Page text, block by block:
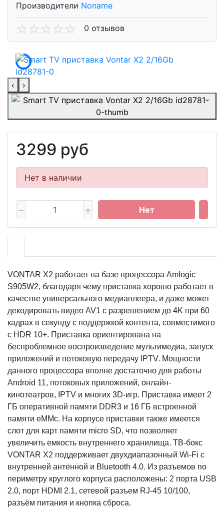
Производители Noname
0 отзывов
‹ ›
3299 руб
Нет в наличии
Нет
VONTAR X2 работает на базе процессора Amlogic
S905W2, благодаря чему приставка хорошо работает в
качестве универсального медиаплеера, и даже может
декодировать видео AV1 с разрешением до 4K при 60
кадрах в секунду с поддержкой контента, совместимого
с HDR 10+. Приставка ориентирована на
беспроблемное воспроизведение мультимедиа, запуск
приложений и потоковую передачу IPTV. Мощности
данного процессора вполне достаточно для работы
Android 11, потоковых приложений, онлайн-
кинотеатров, IPTV и многих 3D-игр. Приставка имеет 2
ГБ оперативной памяти DDR3 и 16 ГБ встроенной
памяти eMMc. На корпусе приставки также имеется
слот для карт памяти micro SD, что позволяет
увеличить емкость внутреннего хранилища. ТВ-бокс
VONTAR X2 поддерживает двухдиапазонный Wi-Fi с
внутренней антенной и Bluetooth 4.0. Из разъемов по
периметру круглого корпуса расположены: 2 порта USB
2.0, порт HDMI 2.1, сетевой разъем RJ-45 10/100,
разъём питания и кнопка сброса.